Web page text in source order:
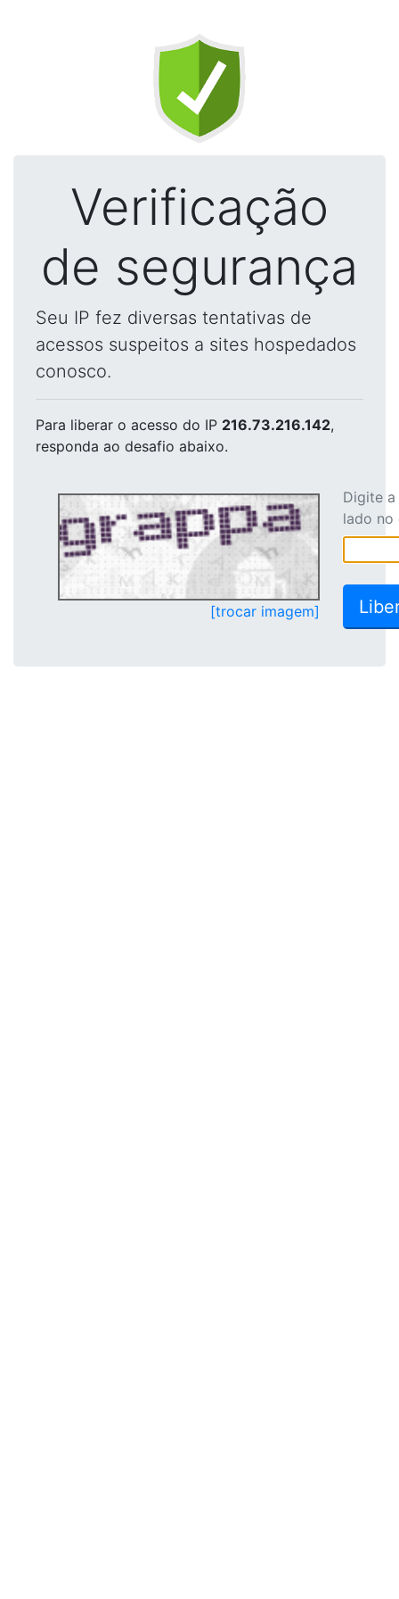
Verificação
de segurança
Seu IP fez diversas tentativas de
acessos suspeitos a sites hospedados
conosco.
Para liberar o acesso do IP 216.73.216.142,
responda ao desafio abaixo.
[trocar imagem]
Digite
lado no